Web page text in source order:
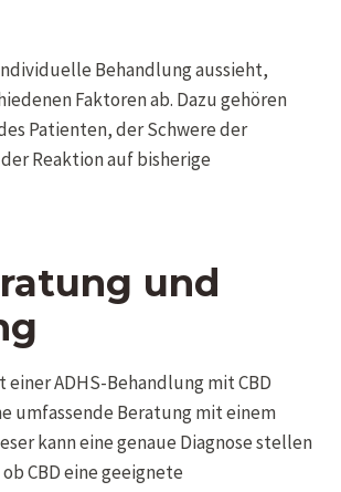
Behandlung aussieht,
Faktoren ab. Dazu gehören
Patienten, der Schwere der
Reaktion auf bisherige
und
ADHS-Behandlung mit CBD
umfassende Beratung mit einem
kann eine genaue Diagnose stellen
CBD eine geeignete